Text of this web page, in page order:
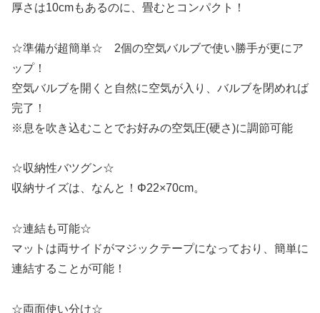
厚さは10cmもあるのに、畳むとコンパクト！
☆準備が超簡単☆ 2個の空気バルブで使い勝手が更にア
ップ！
空気バルブを開くと自然に空気が入り、バルブを閉めれば
完了！
※息を吹き込むことでお好みの空気圧(硬さ)に調節可能
☆収納性バツグン☆
収納サイズは、なんと！Φ22×70cm。
☆連結も可能☆
マットは両サイドがマジックテープになっており、簡単に
連結することが可能！
☆両面使い分け☆